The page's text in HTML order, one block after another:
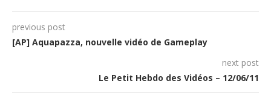
previous post
[AP] Aquapazza, nouvelle vidéo de Gameplay
next post
Le Petit Hebdo des Vidéos – 12/06/11